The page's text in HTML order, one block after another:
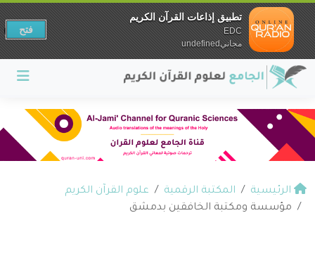
الرئيسية المكتبة الرقمية
علوم القرآن الكريم
مؤسسة ومكتبة الخافقين بدمشق
تطبيق إذاعات القرآن الكريم
EDC
مجانيundefined
فتح